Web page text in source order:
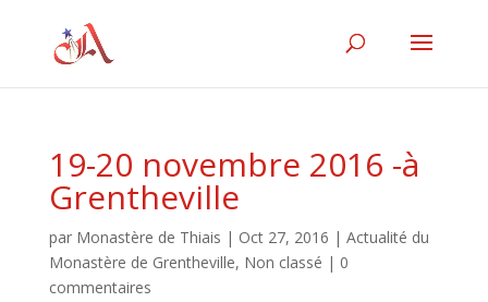
19-20 novembre 2016 -à
Grentheville
par Monastère de Thiais | Oct 27, 2016 | Actualité du
Monastère de Grentheville, Non classé | 0
commentaires